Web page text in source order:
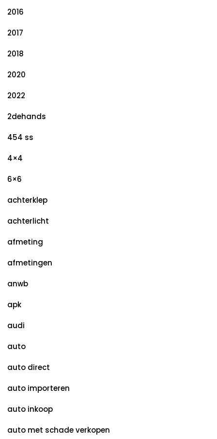
2016
2017
2018
2020
2022
2dehands
454 ss
4×4
6×6
achterklep
achterlicht
afmeting
afmetingen
anwb
apk
audi
auto
auto direct
auto importeren
auto inkoop
auto met schade verkopen